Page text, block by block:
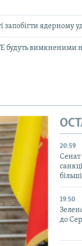
ядерному
будуть вимкненими
20:59
19:50
до